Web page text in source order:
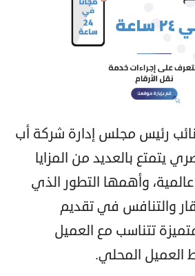
رئيس مجلس إدارة شركة أب
يتمتع بالعديد من المزايا
وأهمها التطور الذي
والتنافس في تقديم
تتناسب مع العميل
العميل المحلي.